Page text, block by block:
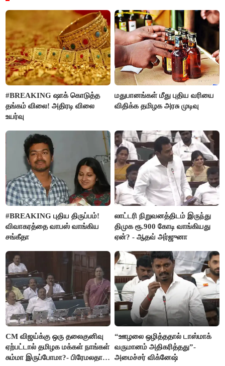
#BREAKING ஷாக் கொடுத்த
தங்கம் விலை! அதிரடி விலை
உயர்வு
மதுபானங்கள் மீது புதிய வரியை
விதிக்க தமிழக அரசு முடிவு
#BREAKING புதிய திருப்பம்!
விவாகரத்தை வாபஸ் வாங்கிய
சங்கீதா
லாட்டரி நிறுவனத்திடம் இருந்து
திமுக ரூ.900 கோடி வாங்கியது
ஏன்? - ஆதவ் அர்ஜுனா
CM விஜய்க்கு ஒரு தலைகுனிவு
ஏற்பட்டால் தமிழக மக்கள் நாங்கள்
சும்மா இருப்போமா?- பிரேமலதா
“ஊழலை ஒழித்ததால் டாஸ்மாக்
வருமானம் அதிகரித்தது”-
அமைச்சர் விக்னேஷ்